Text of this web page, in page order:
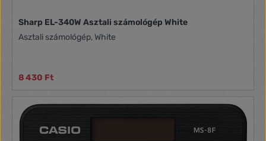
Sharp EL-340W Asztali számológép White
Asztali számológép, White
8 430 Ft